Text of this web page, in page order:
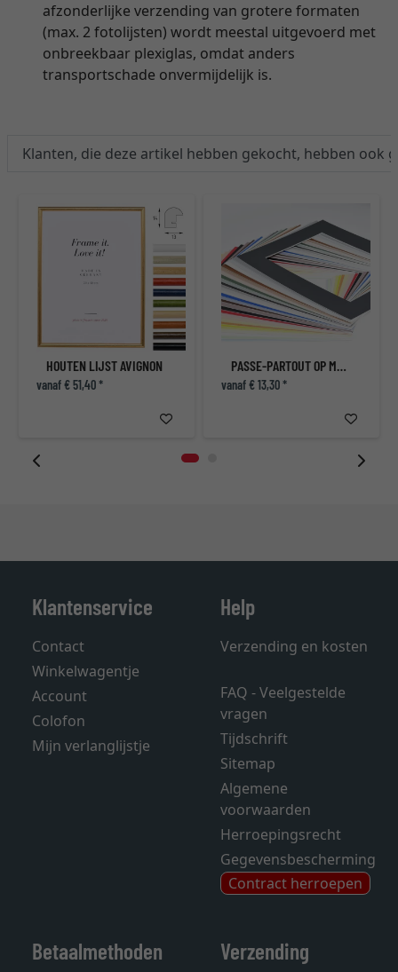
afzonderlijke verzending van grotere formaten
(max. 2 fotolijsten) wordt meestal uitgevoerd met
onbreekbaar plexiglas, omdat anders
transportschade onvermijdelijk is.
Klanten, die deze artikel hebben gekocht, hebben ook
HOUTEN LIJST AVIGNON
vanaf € 51,40 *
PASSE-PARTOUT OP MAAT
vanaf € 13,30 *
Klantenservice
Contact
Winkelwagentje
Account
Colofon
Mijn verlanglijstje
Help
Verzending en kosten
FAQ - Veelgestelde
vragen
Tijdschrift
Sitemap
Algemene
voorwaarden
Herroepingsrecht
Gegevensbescherming
Contract herroepen
Betaalmethoden Verzending